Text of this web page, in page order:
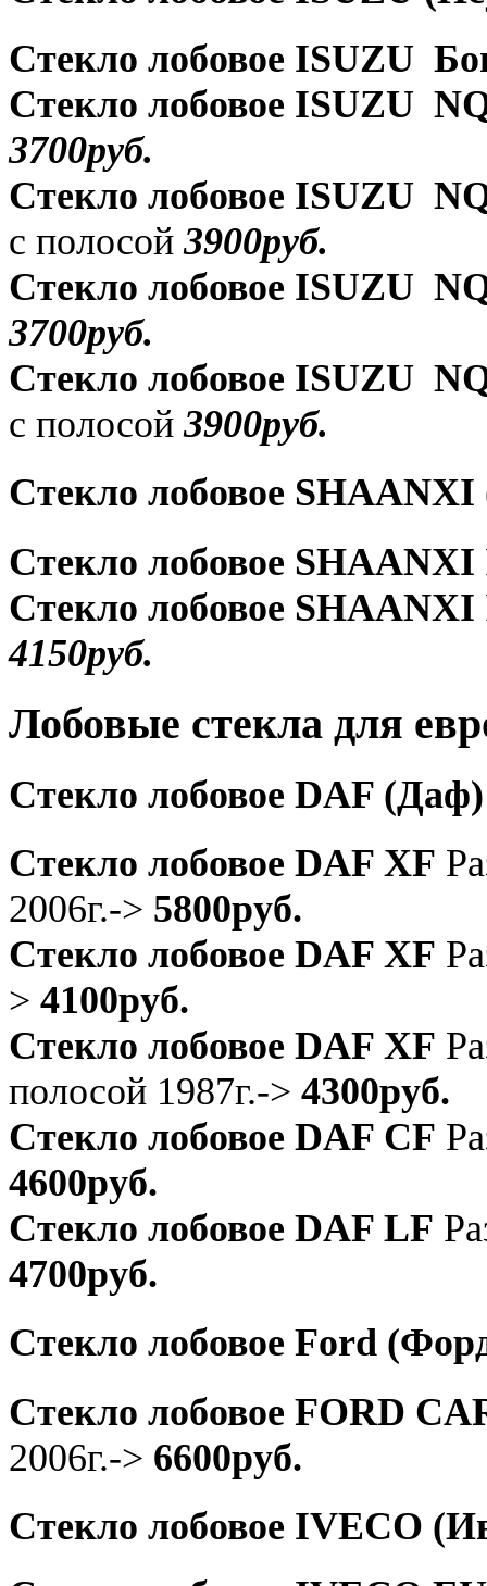
Стекло лобовое ISUZU
Стекло лобовое ISUZU
3700руб.
Стекло лобовое ISUZU
с полосой3900руб.
Стекло лобовое ISUZU
3700руб.
Стекло лобовое ISUZU
с полосой3900руб.
Стекло лобовое
Стекло лобовое SHAANXI
Стекло лобовое SHAANXI
4150руб.
Лобовые стекла для
Стекло лобовое DAF (Даф)
Стекло лобовое DAF XF
2006г.-> 5800руб.
Стекло лобовое DAF XF
> 4100руб.
Стекло лобовое DAF XF
полосой 1987г.-> 4300руб.
Стекло лобовое DAF CF
4600руб.
Стекло лобовое DAF LF
4700руб.
Стекло лобовое Ford
Стекло лобовое FORD
2006г.-> 6600руб.
Стекло лобовое IVECO